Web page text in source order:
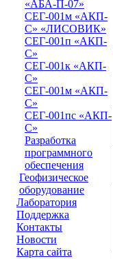
«АБА-П-07»
СЕГ-001м «АКП-
С» «ЛИСОВИК»
СЕГ-001п «АКП-
С»
СЕГ-001к «АКП-
С»
СЕГ-001м «АКП-
С»
СЕГ-001пс «АКП-
С»
Разработка
программного
обеспечения
Геофизическое
оборудование
Лаборатория
Поддержка
Контакты
Новости
Карта сайта